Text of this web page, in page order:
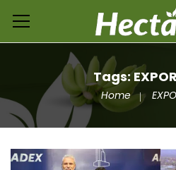
Tags:
Home